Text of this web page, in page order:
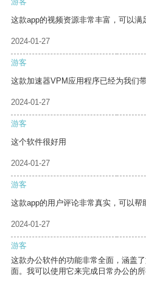
这款app的视频资源非常丰富，可以满
2024-01-27
游客
这款加速器VPM应用程序已经为我们
2024-01-27
游客
这个软件很好用
2024-01-27
游客
这款app的用户评论非常真实，可以帮
2024-01-27
游客
这款办公软件的功能非常全面，涵盖
面。我可以使用它来完成日常办公的所